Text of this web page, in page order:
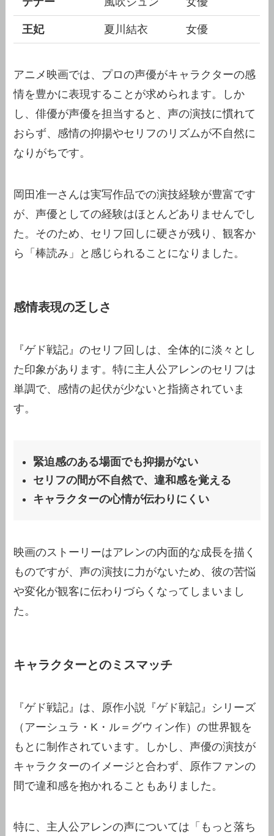
王妃 夏川結衣 女優
アニメ映画では、プロの声優がキャラクターの感
情を豊かに表現することが求められます。しか
し、俳優が声優を担当すると、声の演技に慣れて
おらず、感情の抑揚やセリフのリズムが不自然に
なりがちです。
岡田准一さんは実写作品での演技経験が豊富です
が、声優としての経験はほとんどありませんでし
た。そのため、セリフ回しに硬さが残り、観客か
ら「棒読み」と感じられることになりました。
感情表現の乏しさ
『ゲド戦記』のセリフ回しは、全体的に淡々とし
た印象があります。特に主人公アレンのセリフは
単調で、感情の起伏が少ないと指摘されていま
す。
緊迫感のある場面でも抑揚がない
セリフの間が不自然で、違和感を覚える
キャラクターの心情が伝わりにくい
映画のストーリーはアレンの内面的な成長を描く
ものですが、声の演技に力がないため、彼の苦悩
や変化が観客に伝わりづらくなってしまいまし
た。
キャラクターとのミスマッチ
『ゲド戦記』は、原作小説『ゲド戦記』シリーズ
（アーシュラ・K・ル＝グウィン作）の世界観を
もとに制作されています。しかし、声優の演技が
キャラクターのイメージと合わず、原作ファンの
間で違和感を抱かれることもありました。
特に、主人公アレンの声については「もっと落ち